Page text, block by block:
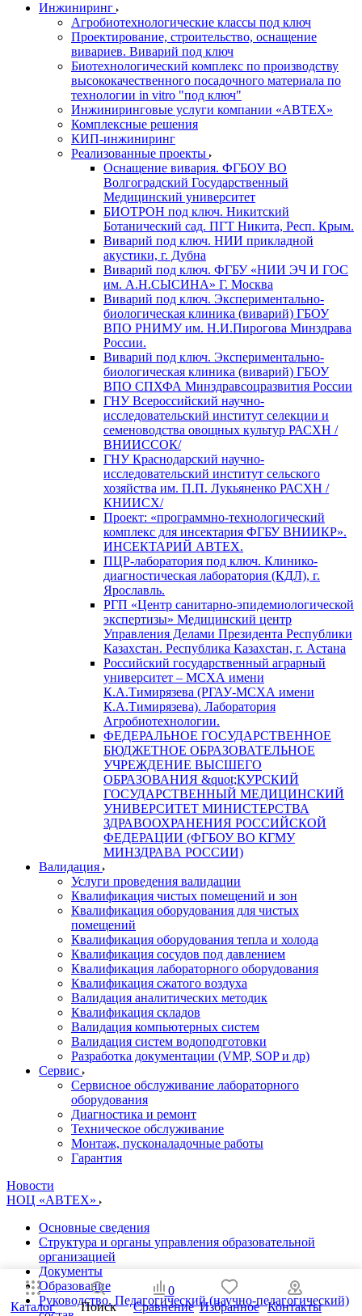
Инжиниринг
Агробиотехнологические классы под ключ
Проектирование, строительство, оснащение
вивариев. Виварий под ключ
Биотехнологический комплекс по производству
высококачественного посадочного материала по
технологии in vitro "под ключ"
Инжиниринговые услуги компании «АВТЕХ»
Комплексные решения
КИП-инжиниринг
Реализованные проекты
Оснащение вивария. ФГБОУ ВО
Волгоградский Государственный
Медицинский университет
БИОТРОН под ключ. Никитский
Ботанический сад. ПГТ Никита, Респ. Крым.
Виварий под ключ. НИИ прикладной
акустики, г. Дубна
Виварий под ключ. ФГБУ «НИИ ЭЧ И ГОС
им. А.Н.СЫСИНА» Г. Москва
Виварий под ключ. Экспериментально-
биологическая клиника (виварий) ГБОУ
ВПО РНИМУ им. Н.И.Пирогова Минздрава
России.
Виварий под ключ. Экспериментально-
биологическая клиника (виварий) ГБОУ
ВПО СПХФА Минздравсоцразвития России
ГНУ Всероссийский научно-
исследовательский институт селекции и
семеноводства овощных культур РАСХН /
ВНИИССОК/
ГНУ Краснодарский научно-
исследовательский институт сельского
хозяйства им. П.П. Лукьяненко РАСХН /
КНИИСХ/
Проект: «программно-технологический
комплекс для инсектария ФГБУ ВНИИКР».
ИНСЕКТАРИЙ АВТЕХ.
ПЦР-лаборатория под ключ. Клинико-
диагностическая лаборатория (КДЛ), г.
Ярославль.
РГП «Центр санитарно-эпидемиологической
экспертизы» Медицинский центр
Управления Делами Президента Республики
Казахстан. Республика Казахстан, г. Астана
Российский государственный аграрный
университет – МСХА имени
К.А.Тимирязева (РГАУ-МСХА имени
К.А.Тимирязева). Лаборатория
Агробиотехнологии.
ФЕДЕРАЛЬНОЕ ГОСУДАРСТВЕННОЕ
БЮДЖЕТНОЕ ОБРАЗОВАТЕЛЬНОЕ
УЧРЕЖДЕНИЕ ВЫСШЕГО
ОБРАЗОВАНИЯ &quot;КУРСКИЙ
ГОСУДАРСТВЕННЫЙ МЕДИЦИНСКИЙ
УНИВЕРСИТЕТ МИНИСТЕРСТВА
ЗДРАВООХРАНЕНИЯ РОССИЙСКОЙ
ФЕДЕРАЦИИ (ФГБОУ ВО КГМУ
МИНЗДРАВА РОССИИ)
Валидация
Услуги проведения валидации
Квалификация чистых помещений и зон
Квалификация оборудования для чистых
помещений
Квалификация оборудования тепла и холода
Квалификация сосудов под давлением
Квалификация лабораторного оборудования
Квалификация сжатого воздуха
Валидация аналитических методик
Квалификация складов
Валидация компьютерных систем
Валидация систем водоподготовки
Разработка документации (VMP, SOP и др)
Cервис
Сервисное обслуживание лабораторного
оборудования
Диагностика и ремонт
Техническое обслуживание
Монтаж, пусконаладочные работы
Гарантия
Новости
НОЦ «АВТЕХ»
Основные сведения
Структура и органы управления образовательной
организацией
Документы
Образование
Руководство. Педагогический (научно-педагогический)
Каталог Поиск
0
Сравнение Избранное Контакты